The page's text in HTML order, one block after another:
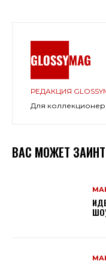
РЕДАКЦИЯ
Для
ВАС МОЖЕТ